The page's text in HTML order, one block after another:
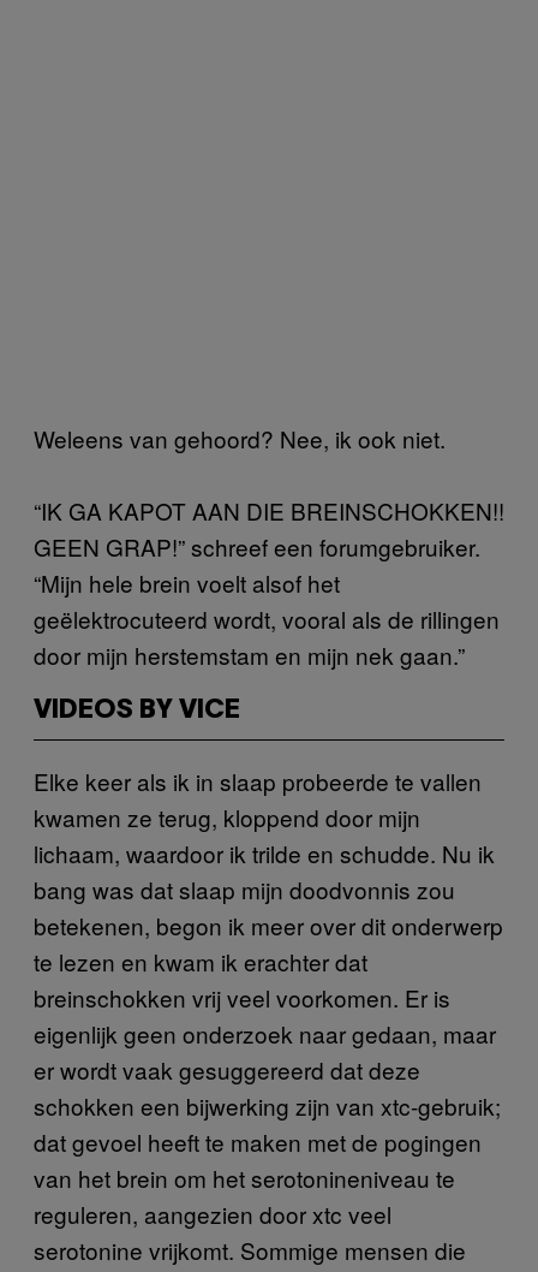
Weleens van gehoord? Nee, ik ook niet.
“IK GA KAPOT AAN DIE BREINSCHOKKEN!!
GEEN GRAP!” schreef een forumgebruiker.
“Mijn hele brein voelt alsof het
geëlektrocuteerd wordt, vooral als de rillingen
door mijn herstemstam en mijn nek gaan.”
VIDEOS BY VICE
Elke keer als ik in slaap probeerde te vallen
kwamen ze terug, kloppend door mijn
lichaam, waardoor ik trilde en schudde. Nu ik
bang was dat slaap mijn doodvonnis zou
betekenen, begon ik meer over dit onderwerp
te lezen en kwam ik erachter dat
breinschokken vrij veel voorkomen. Er is
eigenlijk geen onderzoek naar gedaan, maar
er wordt vaak gesuggereerd dat deze
schokken een bijwerking zijn van xtc-gebruik;
dat gevoel heeft te maken met de pogingen
van het brein om het serotonineniveau te
reguleren, aangezien door xtc veel
serotonine vrijkomt. Sommige mensen die